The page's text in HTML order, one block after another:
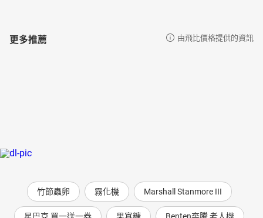
更多推薦 由飛比價格提供的資訊
竹節蟲卵 霧化機 Marshall Stanmore III